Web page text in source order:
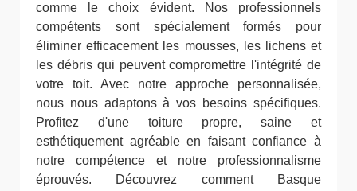
comme le choix évident. Nos professionnels
compétents sont spécialement formés pour
éliminer efficacement les mousses, les lichens et
les débris qui peuvent compromettre l'intégrité de
votre toit. Avec notre approche personnalisée,
nous nous adaptons à vos besoins spécifiques.
Profitez d'une toiture propre, saine et
esthétiquement agréable en faisant confiance à
notre compétence et notre professionnalisme
éprouvés. Découvrez comment Basque